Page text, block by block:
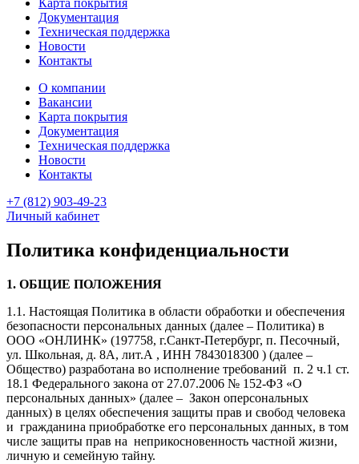
Карта покрытия
Документация
Техническая поддержка
Новости
Контакты
О компании
Вакансии
Карта покрытия
Документация
Техническая поддержка
Новости
Контакты
+7 (812) 903-49-23
Личный кабинет
Политика конфиденциальности
1. ОБЩИЕ ПОЛОЖЕНИЯ
1.1. Настоящая Политика в области обработки и обеспечения
безопасности персональных данных (далее – Политика) в
ООО «ОНЛИНК» (197758, г.Санкт-Петербург, п. Песочный,
ул. Школьная, д. 8А, лит.А , ИНН 7843018300 ) (далее –
Общество) разработана во исполнение требований п. 2 ч.1 ст.
18.1 Федерального закона от 27.07.2006 № 152-ФЗ «О
персональных данных» (далее – Закон оперсональных
данных) в целях обеспечения защиты прав и свобод человека
и гражданина приобработке его персональных данных, в том
числе защиты прав на неприкосновенность частной жизни,
личную и семейную тайну.